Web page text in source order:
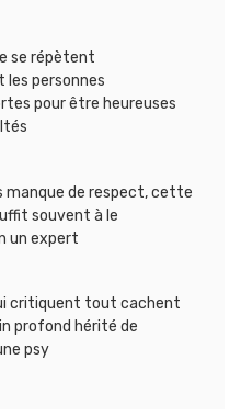
se répètent
personnes
pour être heureuses
manque de respect, cette
souvent à le
un expert
critiquent tout cachent
profond hérité de
psy